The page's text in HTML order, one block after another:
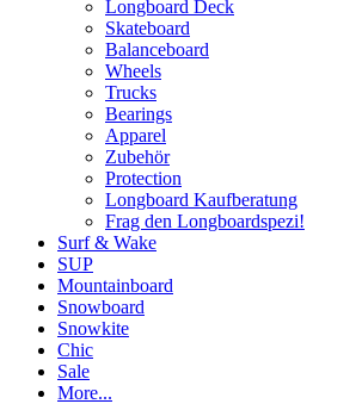
Longboard Deck
Skateboard
Balanceboard
Wheels
Trucks
Bearings
Apparel
Zubehör
Protection
Longboard Kaufberatung
Frag den Longboardspezi!
Surf & Wake
SUP
Mountainboard
Snowboard
Snowkite
Chic
Sale
More...